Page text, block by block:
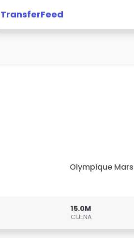
TransferFeed
Olympique
15.0M
CIJENA